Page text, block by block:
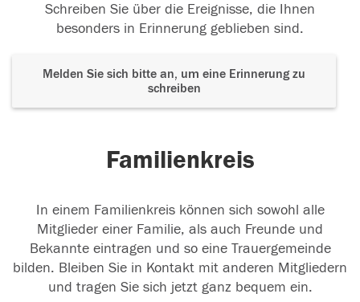
Schreiben Sie über die Ereignisse, die Ihnen
besonders in Erinnerung geblieben sind.
Melden Sie sich bitte an, um eine Erinnerung zu
schreiben
Familienkreis
In einem Familienkreis können sich sowohl alle
Mitglieder einer Familie, als auch Freunde und
Bekannte eintragen und so eine Trauergemeinde
bilden. Bleiben Sie in Kontakt mit anderen Mitgliedern
und tragen Sie sich jetzt ganz bequem ein.